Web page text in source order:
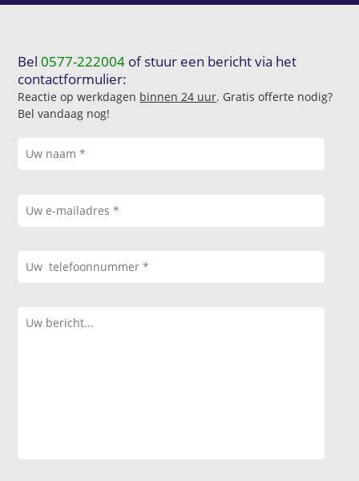
Bel0577-222004 of stuur een bericht via het
contactformulier:
Reactie op werkdagen binnen 24 uur. Gratis offerte nodig?
Bel vandaag nog!